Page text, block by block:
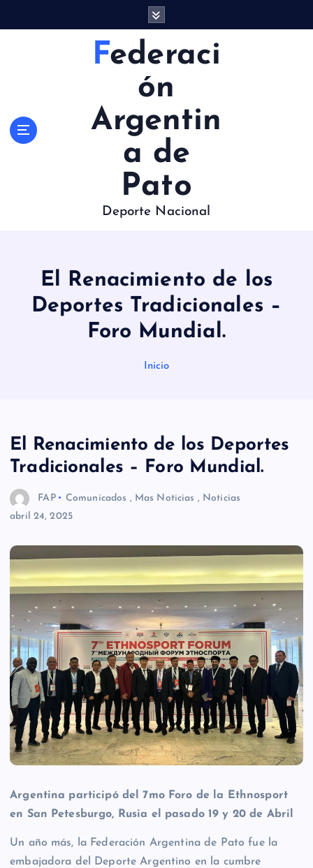
Federaci
ón
Argentin
a de
Pato
Deporte Nacional
El Renacimiento de los
Deportes Tradicionales –
Foro Mundial.
Inicio
El Renacimiento de los Deportes
Tradicionales – Foro Mundial.
FAP Comunicados , Mas Noticias , Noticias
abril 24, 2025
Argentina participó del 7mo Foro de la Ethnosport
en San Petesburgo, Rusia el pasado 19 y 20 de Abril
Un año más, la Federación Argentina de Pato fue la
embajadora del Deporte Argentino en la cumbre